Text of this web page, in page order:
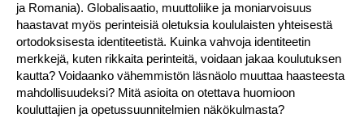
ja Romania). Globalisaatio, muuttoliike ja moniarvoisuus
haastavat myös perinteisiä oletuksia koululaisten yhteisestä
ortodoksisesta identiteetistä. Kuinka vahvoja identiteetin
merkkejä, kuten rikkaita perinteitä, voidaan jakaa koulutuksen
kautta? Voidaanko vähemmistön läsnäolo muuttaa haasteesta
mahdollisuudeksi? Mitä asioita on otettava huomioon
kouluttajien ja opetussuunnitelmien näkökulmasta?